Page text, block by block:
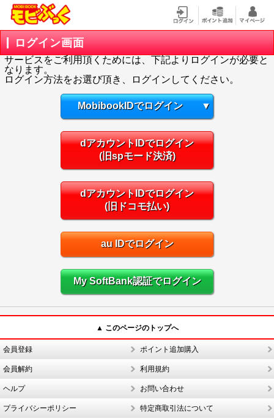
ログイン画面
サービスをご利用頂くためには、下記よりログインが必要と
なります。
ログイン方法をお選び頂き、ログインしてください。
MobibookIDでログイン ▼
dアカウントIDでログイン
(旧spモード決済)
dアカウントIDでログイン
(旧ドコモ払い)
au IDでログイン
My SoftBank認証でログイン
▲ このページのトップへ
会員登録 ポイント追加購入
会員解約 利用規約
ヘルプ お問い合わせ
プライバシーポリシー 特定商取引法について